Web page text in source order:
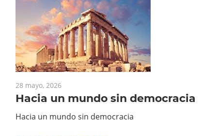
28 mayo, 2026
Hacia un mundo sin democracia
Hacia un mundo sin democracia